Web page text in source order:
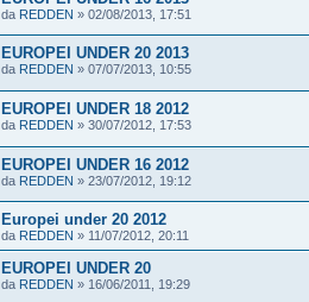
da REDDEN » 02/08/2013, 17:51
EUROPEI UNDER 20 2013
da REDDEN » 07/07/2013, 10:55
EUROPEI UNDER 18 2012
da REDDEN » 30/07/2012, 17:53
EUROPEI UNDER 16 2012
da REDDEN » 23/07/2012, 19:12
Europei under 20 2012
da REDDEN » 11/07/2012, 20:11
EUROPEI UNDER 20
da REDDEN » 16/06/2011, 19:29